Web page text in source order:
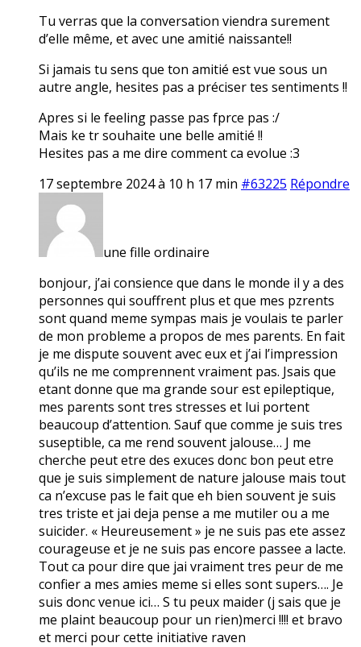
Tu verras que la conversation viendra surement
d’elle même, et avec une amitié naissante!!
Si jamais tu sens que ton amitié est vue sous un
autre angle, hesites pas a préciser tes sentiments !!
Apres si le feeling passe pas fprce pas :/
Mais ke tr souhaite une belle amitié !!
Hesites pas a me dire comment ca evolue :3
17 septembre 2024 à 10 h 17 min #63225 Répondre
une fille ordinaire
bonjour, j’ai consience que dans le monde il y a des
personnes qui souffrent plus et que mes pzrents
sont quand meme sympas mais je voulais te parler
de mon probleme a propos de mes parents. En fait
je me dispute souvent avec eux et j’ai l’impression
qu’ils ne me comprennent vraiment pas. Jsais que
etant donne que ma grande sour est epileptique,
mes parents sont tres stresses et lui portent
beaucoup d’attention. Sauf que comme je suis tres
suseptible, ca me rend souvent jalouse… J me
cherche peut etre des exuces donc bon peut etre
que je suis simplement de nature jalouse mais tout
ca n’excuse pas le fait que eh bien souvent je suis
tres triste et jai deja pense a me mutiler ou a me
suicider. « Heureusement » je ne suis pas ete assez
courageuse et je ne suis pas encore passee a lacte.
Tout ca pour dire que jai vraiment tres peur de me
confier a mes amies meme si elles sont supers…. Je
suis donc venue ici… S tu peux maider (j sais que je
me plaint beaucoup pour un rien)merci !!!! et bravo
et merci pour cette initiative raven